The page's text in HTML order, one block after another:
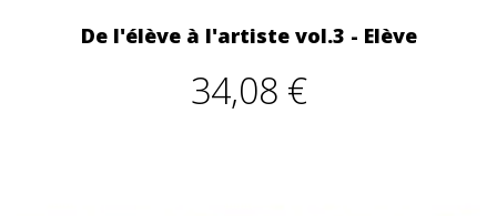
De l'élève à l'artiste vol.3 - Elève
34,08 €